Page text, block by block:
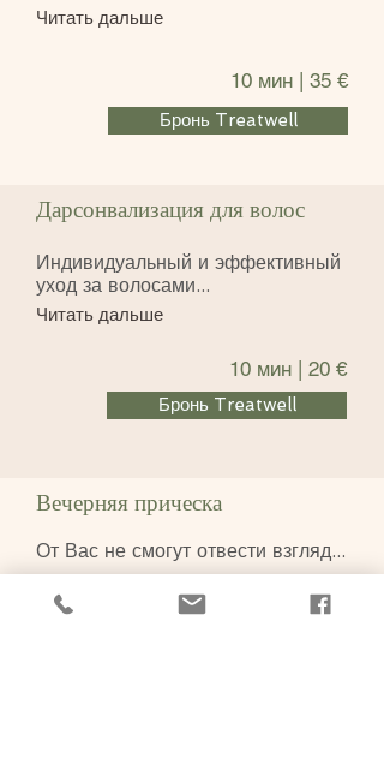
Читать дальше
10 мин | 35 €
Бронь Treatwell
Дарсонвализация для волос
Индивидуальный и эффективный
уход за волосами...
Читать дальше
10 мин | 20 €
Бронь Treatwell
Вечерняя прическа
От Вас не смогут отвести взгляд...
Читать дальше